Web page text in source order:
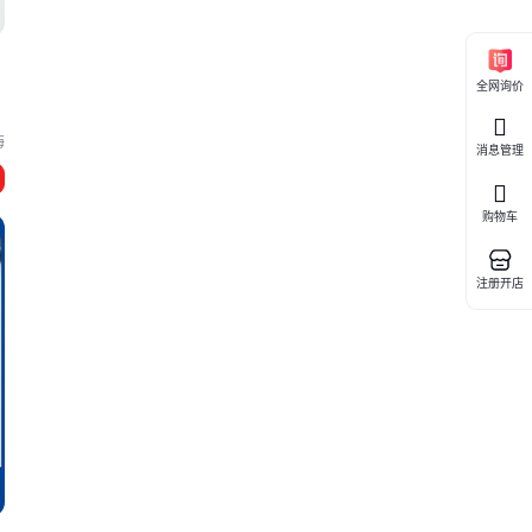
全网询价
消息管理
购物车
注册开店